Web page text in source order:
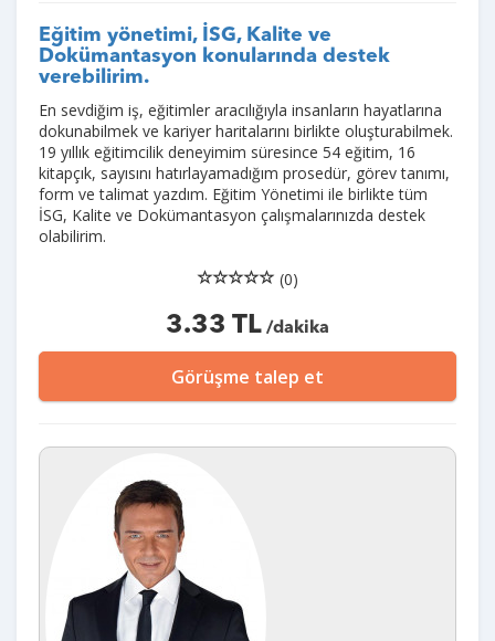
Eğitim yönetimi, İSG, Kalite ve
Dokümantasyon konularında destek
verebilirim.
En sevdiğim iş, eğitimler aracılığıyla insanların hayatlarına
dokunabilmek ve kariyer haritalarını birlikte oluşturabilmek.
19 yıllık eğitimcilik deneyimim süresince 54 eğitim, 16
kitapçık, sayısını hatırlayamadığım prosedür, görev tanımı,
form ve talimat yazdım. Eğitim Yönetimi ile birlikte tüm
İSG, Kalite ve Dokümantasyon çalışmalarınızda destek
olabilirim.
(0)
3.33 TL /dakika
Görüşme talep et